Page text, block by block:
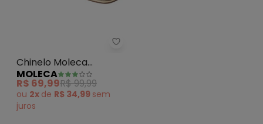
Chinelo Moleca (Dourado) em
Chinelo Moleca
(Dourado) em
Sintético
MOLECA
R$ 69,99R$ 99,99
ou 2x de R$ 34,99 sem
juros